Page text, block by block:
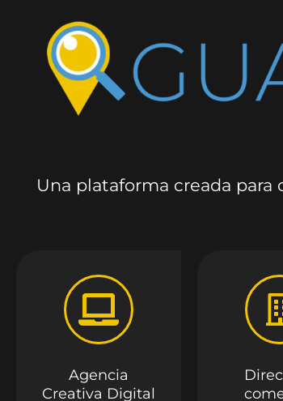
Una plataforma creada
Agencia
Creativa Digital